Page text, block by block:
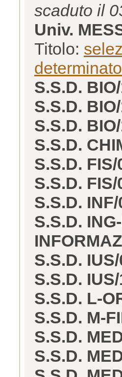
scaduto il
Univ.
Titolo:
S.S.D.
S.S.D.
S.S.D.
S.S.D.
S.S.D.
S.S.D.
S.S.D.
S.S.D.
S.S.D.
S.S.D.
S.S.D. L-
S.S.D. M-
S.S.D.
S.S.D.